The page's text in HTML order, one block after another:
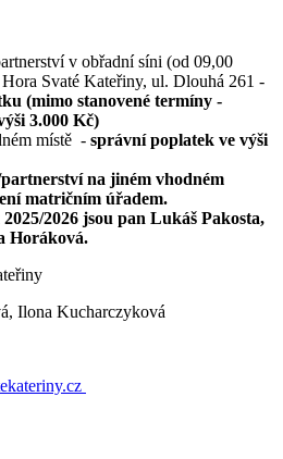
v obřadní síni (od 09,00
Svaté Kateřiny, ul. Dlouhá 261 -
(mimo stanovené termíny -
3.000 Kč)
místě - správní poplatek ve výši
na jiném vhodném
matričním úřadem.
2026 jsou pan Lukáš Pakosta,
Horáková.
Ilona Kucharczyková